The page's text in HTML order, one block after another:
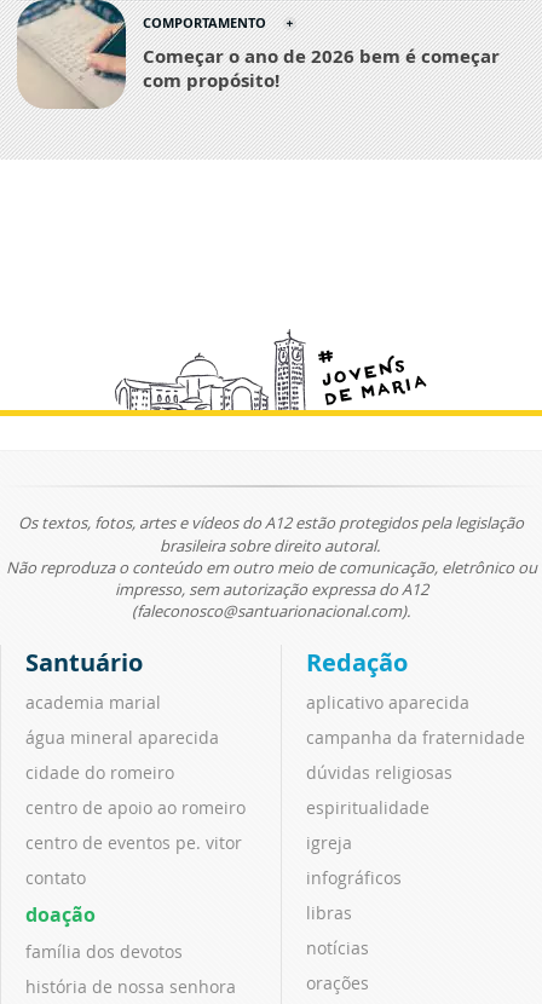
COMPORTAMENTO
Começar o ano de 2026 bem é começar
com propósito!
Os textos, fotos, artes e vídeos do A12 estão protegidos pela legislação
brasileira sobre direito autoral.
Não reproduza o conteúdo em outro meio de comunicação, eletrônico ou
impresso, sem autorização expressa do A12
(faleconosco@santuarionacional.com).
Santuário
academia marial
água mineral aparecida
cidade do romeiro
centro de apoio ao romeiro
centro de eventos pe. vitor
contato
doação
família dos devotos
história de nossa senhora
Redação
aplicativo aparecida
campanha da fraternidade
dúvidas religiosas
espiritualidade
igreja
infográficos
libras
notícias
orações